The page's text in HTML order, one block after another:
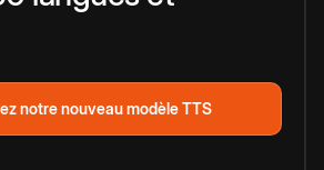
notre nouveau modèle TTS